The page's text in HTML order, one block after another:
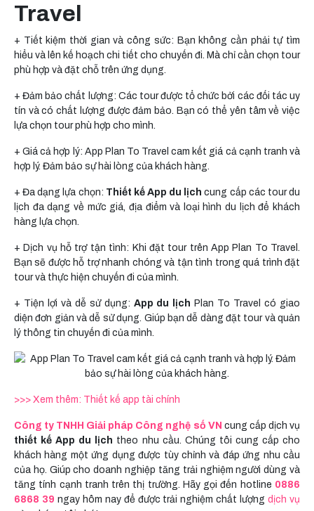
Travel
+ Tiết kiệm thời gian và công sức: Bạn không cần phải tự tìm
hiểu và lên kế hoạch chi tiết cho chuyến đi. Mà chỉ cần chọn tour
phù hợp và đặt chỗ trên ứng dụng.
+ Đảm bảo chất lượng: Các tour được tổ chức bởi các đối tác uy
tín và có chất lượng được đảm bảo. Bạn có thể yên tâm về việc
lựa chọn tour phù hợp cho mình.
+ Giá cả hợp lý: App Plan To Travel cam kết giá cả cạnh tranh và
hợp lý. Đảm bảo sự hài lòng của khách hàng.
+ Đa dạng lựa chọn: Thiết kế App du lịch cung cấp các tour du
lịch đa dạng về mức giá, địa điểm và loại hình du lịch để khách
hàng lựa chọn.
+ Dịch vụ hỗ trợ tận tình: Khi đặt tour trên App Plan To Travel.
Bạn sẽ được hỗ trợ nhanh chóng và tận tình trong quá trình đặt
tour và thực hiện chuyến đi của mình.
+ Tiện lợi và dễ sử dụng: App du lịch Plan To Travel có giao
diện đơn giản và dễ sử dụng. Giúp bạn dễ dàng đặt tour và quản
lý thông tin chuyến đi của mình.
>>> Xem thêm: Thiết kế app tài chính
Công ty TNHH Giải pháp Công nghệ số VN cung cấp dịch vụ
thiết kế App du lịch theo nhu cầu. Chúng tôi cung cấp cho
khách hàng một ứng dụng được tùy chỉnh và đáp ứng nhu cầu
của họ. Giúp cho doanh nghiệp tăng trải nghiệm người dùng và
tăng tính cạnh tranh trên thị trường. Hãy gọi đến hotline 0886
6868 39 ngay hôm nay để được trải nghiệm chất lượngdịch vụ